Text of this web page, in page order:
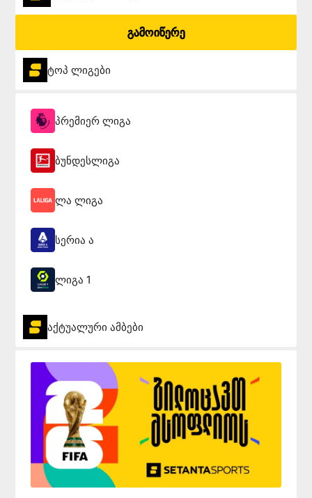
გამოიწერე
ტოპ ლიგები
პრემიერ ლიგა
ბუნდესლიგა
ლა ლიგა
სერია ა
ლიგა 1
აქტუალური ამბები